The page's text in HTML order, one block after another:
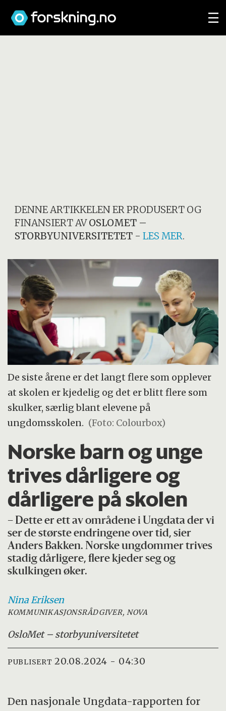
DENNE ARTIKKELEN ER PRODUSERT OG
FINANSIERT AVOSLOMET –
STORBYUNIVERSITETET -LES MER.
De siste årene er det langt flere som opplever
at skolen er kjedelig og det er blitt flere som
skulker, særlig blant elevene på
ungdomsskolen. (Foto: Colourbox)
Norske barn og unge
trives dårligere og
dårligere på skolen
– Dette er ett av områdene i Ungdata der vi
ser de største endringene over tid, sier
Anders Bakken. Norske ungdommer trives
stadig dårligere, flere kjeder seg og
skulkingen øker.
NinaEriksen
KOMMUNIKASJONSRÅDGIVER, NOVA
OsloMet – storbyuniversitetet
PUBLISERT 20.08.2024 - 04:30
Den nasjonale Ungdata-rapporten for